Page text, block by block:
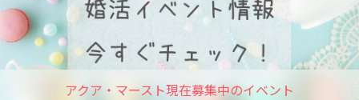
アクア・マースト現在募集中のイベント